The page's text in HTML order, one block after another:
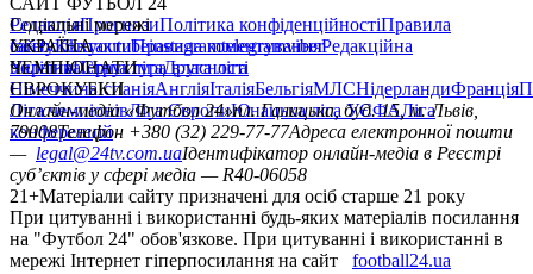
РедакціяПрогнозиПолітика конфіденційностіПравила
сайтуКонтактиПравила коментуванняРедакційна
політикаСтруктура власності
Соціальні мережі
facebookxyoutubeinstagramtelegramviber
УКРАЇНА
УкраїнаПерша лігаДруга ліга
ЧЕМПІОНАТИ
НімеччинаІспаніяАнгліяІталіяБельгіяМЛСНідерландиФранція
ЄВРОКУБКИ
Ліга чемпіонівЛіга ЄвропиЮнацька ліга УЄФАЛіга
конференцій
Онлайн-медіа «Футбол 24»пл. Галицька, буд. 15, м. Львів,
79008Телефон +380 (32) 229-77-77Адреса електронної пошти
— legal@24tv.com.uaІдентифікатор онлайн-медіа в Реєстрі
суб’єктів у сфері медіа — R40-06058
21+Матеріали сайту призначені для осіб старше 21 року
При цитуванні і використанні будь-яких матеріалів посилання
на "Футбол 24" обов'язкове. При цитуванні і використанні в
мережі Інтернет гіперпосилання на сайт
football24.ua